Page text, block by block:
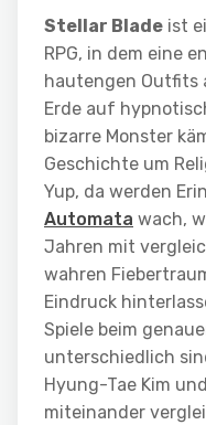
Stellar Blade ist
RPG, in dem eine
hautengen Outfits
Erde auf
bizarre Monster
Geschichte um
Yup, da werden
Automata wach,
Jahren mit
wahren
Eindruck
Spiele beim
unterschiedlich
Hyung-Tae Kim
miteinander